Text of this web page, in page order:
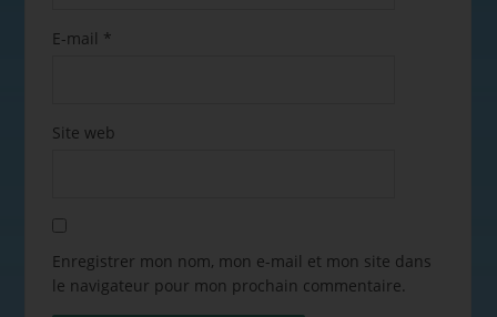
E-mail *
Site web
Enregistrer mon nom, mon e-mail et mon site dans
le navigateur pour mon prochain commentaire.